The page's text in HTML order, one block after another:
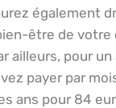
également
être de votre
ailleurs, pour
payer par
ans pour 84